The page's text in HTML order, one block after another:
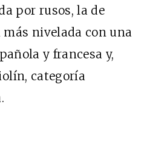
por rusos, la de
nivelada con una
y francesa y,
categoría